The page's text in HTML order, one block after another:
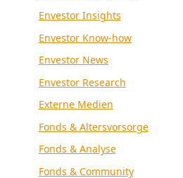
Envestor Insights
Envestor Know-how
Envestor News
Envestor Research
Externe Medien
Fonds & Altersvorsorge
Fonds & Analyse
Fonds & Community